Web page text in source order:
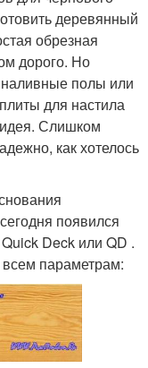
деревянный
обрезная
дорого. Но
полы или
для настила
Слишком
как хотелось
появился
Deck или QD .
параметрам: